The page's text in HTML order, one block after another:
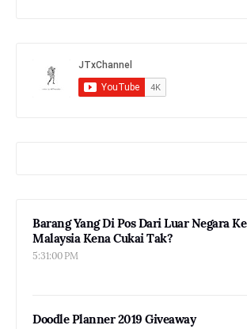
Barang Yang Di Pos Dari Luar Negara Ke
Malaysia Kena Cukai Tak?
5:31:00 PM
Doodle Planner 2019 Giveaway